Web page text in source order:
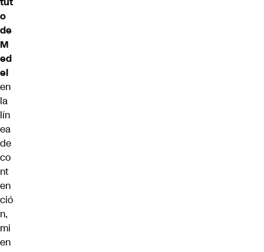
o
de
M
ed
el
en
la
lín
ea
de
co
nt
en
ció
n,
mi
en